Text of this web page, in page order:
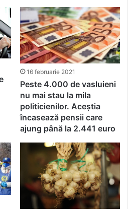
16 februarie 2021
Peste 4.000 de vasluieni
nu mai stau la mila
politicienilor. Aceștia
încasează pensii care
ajung până la 2.441 euro